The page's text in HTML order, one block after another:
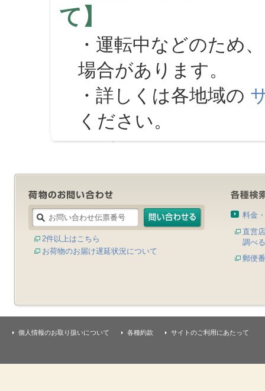
て】
・運転中などのため
場合があります。
・詳しくは各地域の
ください。
2件以上はこちら
お荷物のお届け遅延状況について
料金
直営
調べる
郵便
個人情報のお取り扱いについて 各種約款 サイトのご利用にあたって